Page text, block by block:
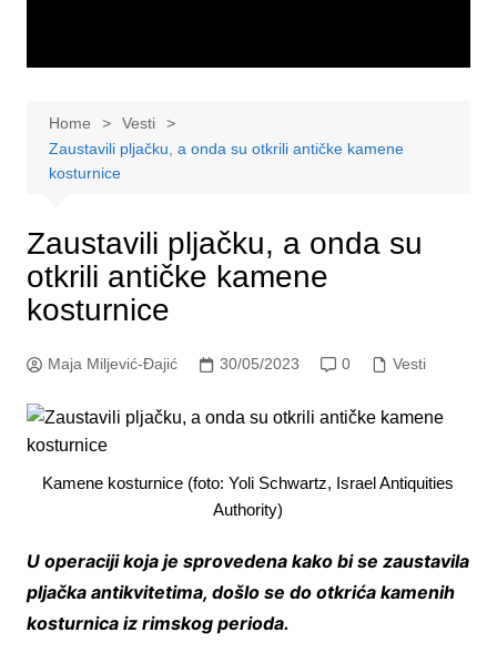
Home
Vesti
Zaustavili pljačku, a onda su otkrili antičke kamene
kosturnice
Zaustavili pljačku, a onda su
otkrili antičke kamene
kosturnice
Maja Miljević-Đajić 30/05/2023 0 Vesti
Kamene kosturnice (foto: Yoli Schwartz, Israel Antiquities
Authority)
U operaciji koja je sprovedena kako bi se zaustavila
pljačka antikvitetima, došlo se do otkrića kamenih
kosturnica iz rimskog perioda.